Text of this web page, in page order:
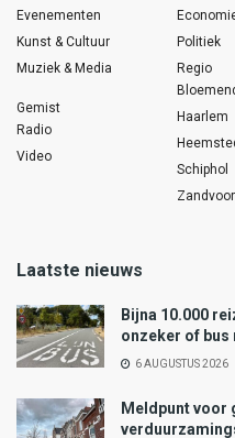
Evenementen
Kunst & Cultuur
Muziek & Media
Gemist
Radio
Video
Politiek
Regio
Haarlem
Schiphol
Laatste nieuws
Bijna 10.000
onzeker of bus
6 AUGUSTUS 2026
Meldpunt voor